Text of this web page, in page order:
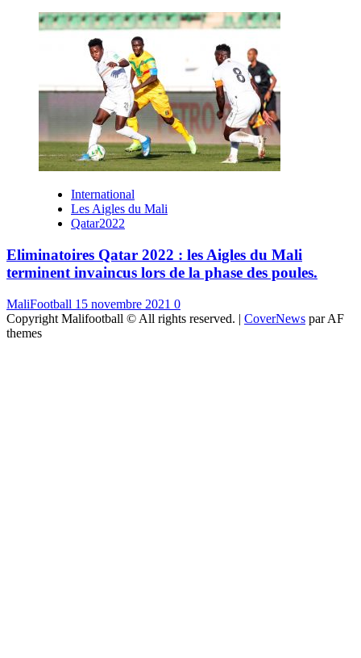
International
Les Aigles du Mali
Qatar2022
Eliminatoires Qatar 2022 : les Aigles du Mali
terminent invaincus lors de la phase des poules.
MaliFootball 15 novembre 2021 0
Copyright Malifootball © All rights reserved. | CoverNews par AF
themes